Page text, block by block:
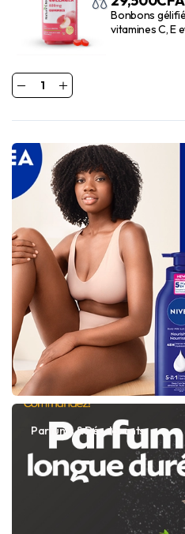
Bonbons
vitamines C, E
Parfums & Déodorants